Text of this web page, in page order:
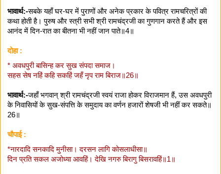
भावार्थ:-सबके यहाँ घर-घर में पुराणों और अनेक प्रकार के पवित्र रामचरित्रों की
कथा होती है। पुरुष और स्त्री सभी श्री रामचंद्रजी का गुणगान करते हैं और इस
आनंद में दिन-रात का बीतना भी नहीं जान पाते॥4॥
दोहा :
* अवधपुरी बासिन्ह कर सुख संपदा समाज।
सहस सेष नहिं कहि सकहिं जहँ नृप राम बिराज॥26॥
भावार्थ:-जहाँ भगवान्‌ श्री रामचंद्रजी स्वयं राजा होकर विराजमान हैं, उस अवधपुरी
के निवासियों के सुख-संपत्ति के समुदाय का वर्णन हजारों शेषजी भी नहीं कर सकते॥
26॥
चौपाई :
*नारदादि सनकादि मुनीसा। दरसन लागि कोसलाधीसा॥
दिन प्रति सकल अजोध्या आवहिं। देखि नगरु बिरागु बिसरावहिं॥1॥